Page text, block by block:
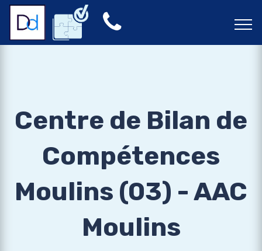
Centre de Bilan de
Compétences
Moulins (03) - AAC
Moulins